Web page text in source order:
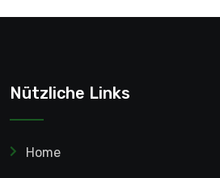
Nützliche Links
Home